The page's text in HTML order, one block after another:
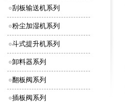
刮板输送机系列
粉尘加湿机系列
斗式提升机系列
卸料器系列
翻板阀系列
插板阀系列